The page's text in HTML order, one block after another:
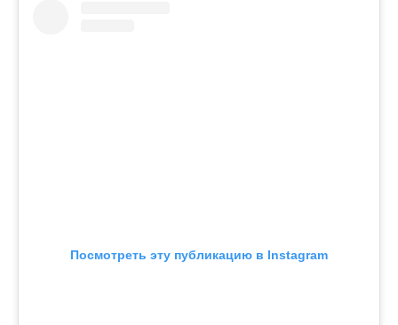
Посмотреть эту публикацию в Instagram